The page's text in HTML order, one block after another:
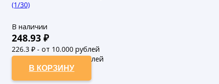
(1/30)
В наличии
248.93 ₽
226.3 ₽ - от 10.000 рублей
205.73₽ - от 50.000 рублей
В КОРЗИНУ